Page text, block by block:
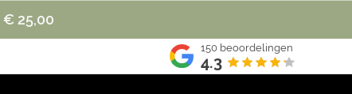
25,00
150beoordelingen
4.3